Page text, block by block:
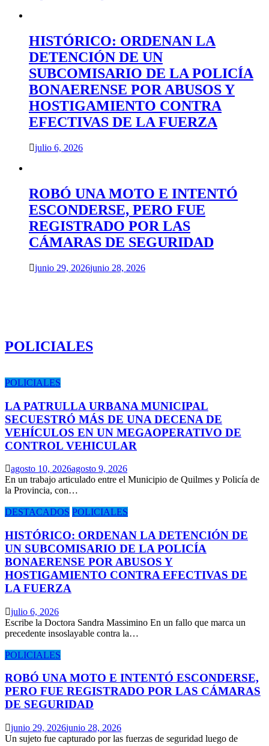
HISTÓRICO: ORDENAN LA
DETENCIÓN DE UN
SUBCOMISARIO DE LA POLICÍA
BONAERENSE POR ABUSOS Y
HOSTIGAMIENTO CONTRA
EFECTIVAS DE LA FUERZA
julio 6, 2026
ROBÓ UNA MOTO E INTENTÓ
ESCONDERSE, PERO FUE
REGISTRADO POR LAS
CÁMARAS DE SEGURIDAD
junio 29, 2026junio 28, 2026
POLICIALES
POLICIALES
LA PATRULLA URBANA MUNICIPAL
SECUESTRÓ MÁS DE UNA DECENA DE
VEHÍCULOS EN UN MEGAOPERATIVO DE
CONTROL VEHICULAR
agosto 10, 2026agosto 9, 2026
​En un trabajo articulado entre el Municipio de Quilmes y Policía de
la Provincia, con…
DESTACADOS POLICIALES
HISTÓRICO: ORDENAN LA DETENCIÓN DE
UN SUBCOMISARIO DE LA POLICÍA
BONAERENSE POR ABUSOS Y
HOSTIGAMIENTO CONTRA EFECTIVAS DE
LA FUERZA
julio 6, 2026
Escribe la Doctora Sandra Massimino En un fallo que marca un
precedente insoslayable contra la…
POLICIALES
ROBÓ UNA MOTO E INTENTÓ ESCONDERSE,
PERO FUE REGISTRADO POR LAS CÁMARAS
DE SEGURIDAD
junio 29, 2026junio 28, 2026
Un sujeto fue capturado por las fuerzas de seguridad luego de